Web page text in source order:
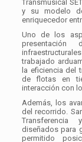
Transmusical
y su modelo
enriquecedor
Uno de los
trabajado
la eficiencia del
de flotas en
interacción con
Además, los
del recorrido.
Transferencia
diseñados para
permitido